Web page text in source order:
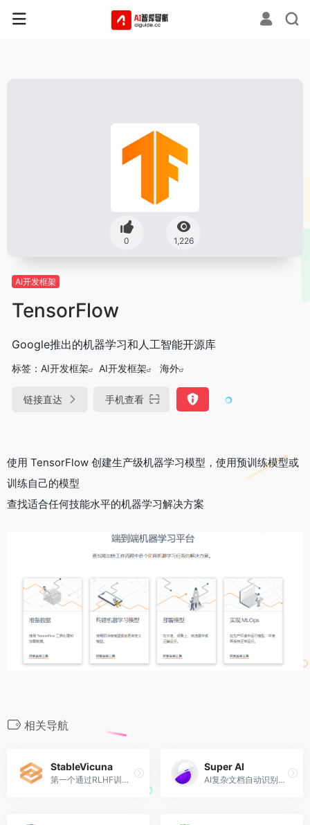
0 1,226
AI开发框架
TensorFlow
Google推出的机器学习和人工智能开源库
标签： AI开发框架 AI开发框架 海外
链接直达 手机查看
使用 TensorFlow 创建生产级机器学习模型，使用预训练模型或
训练自己的模型
查找适合任何技能水平的机器学习解决方案
相关导航
StableVicuna
第一个通过RLHF训练的大规模开源聊天机器人
Super AI
AI复杂文档自动识别处理转换